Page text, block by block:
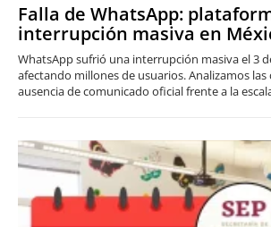
Falla de WhatsApp:
interrupción masiva en
WhatsApp sufrió una interrupción masiva el 3
afectando millones de usuarios. Analizamos las
ausencia de comunicado oficial frente a la